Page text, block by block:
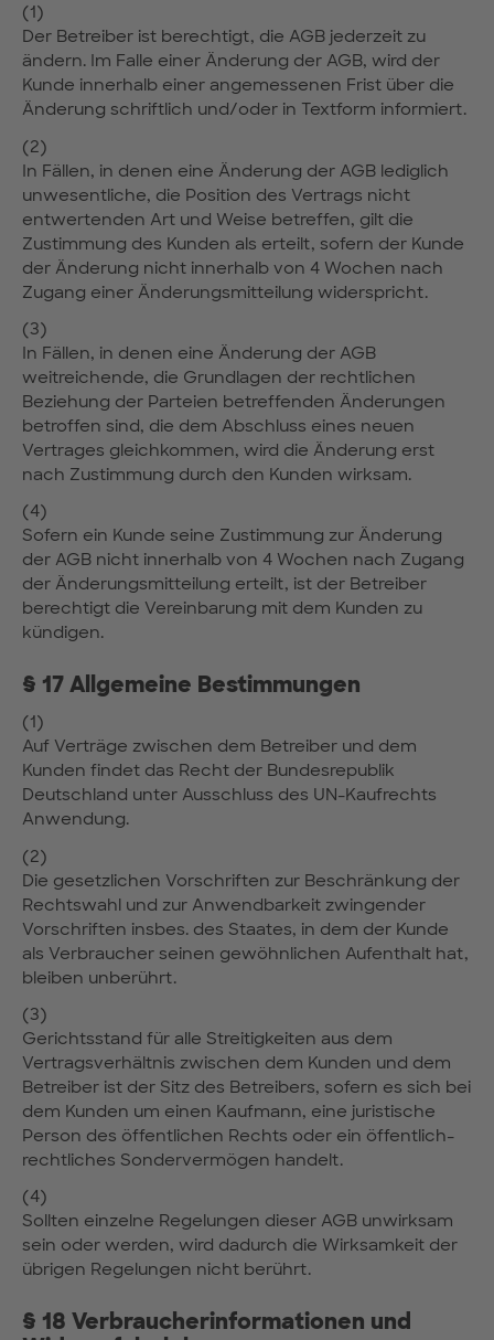
(1)
Der Betreiber ist berechtigt, die AGB jederzeit zu
ändern. Im Falle einer Änderung der AGB, wird der
Kunde innerhalb einer angemessenen Frist über die
Änderung schriftlich und/oder in Textform informiert.
(2)
In Fällen, in denen eine Änderung der AGB lediglich
unwesentliche, die Position des Vertrags nicht
entwertenden Art und Weise betreffen, gilt die
Zustimmung des Kunden als erteilt, sofern der Kunde
der Änderung nicht innerhalb von 4 Wochen nach
Zugang einer Änderungsmitteilung widerspricht.
(3)
In Fällen, in denen eine Änderung der AGB
weitreichende, die Grundlagen der rechtlichen
Beziehung der Parteien betreffenden Änderungen
betroffen sind, die dem Abschluss eines neuen
Vertrages gleichkommen, wird die Änderung erst
nach Zustimmung durch den Kunden wirksam.
(4)
Sofern ein Kunde seine Zustimmung zur Änderung
der AGB nicht innerhalb von 4 Wochen nach Zugang
der Änderungsmitteilung erteilt, ist der Betreiber
berechtigt die Vereinbarung mit dem Kunden zu
kündigen.
§ 17 Allgemeine Bestimmungen
(1)
Auf Verträge zwischen dem Betreiber und dem
Kunden findet das Recht der Bundesrepublik
Deutschland unter Ausschluss des UN-Kaufrechts
Anwendung.
(2)
Die gesetzlichen Vorschriften zur Beschränkung der
Rechtswahl und zur Anwendbarkeit zwingender
Vorschriften insbes. des Staates, in dem der Kunde
als Verbraucher seinen gewöhnlichen Aufenthalt hat,
bleiben unberührt.
(3)
Gerichtsstand für alle Streitigkeiten aus dem
Vertragsverhältnis zwischen dem Kunden und dem
Betreiber ist der Sitz des Betreibers, sofern es sich bei
dem Kunden um einen Kaufmann, eine juristische
Person des öffentlichen Rechts oder ein öffentlich-
rechtliches Sondervermögen handelt.
(4)
Sollten einzelne Regelungen dieser AGB unwirksam
sein oder werden, wird dadurch die Wirksamkeit der
übrigen Regelungen nicht berührt.
§ 18 Verbraucherinformationen und